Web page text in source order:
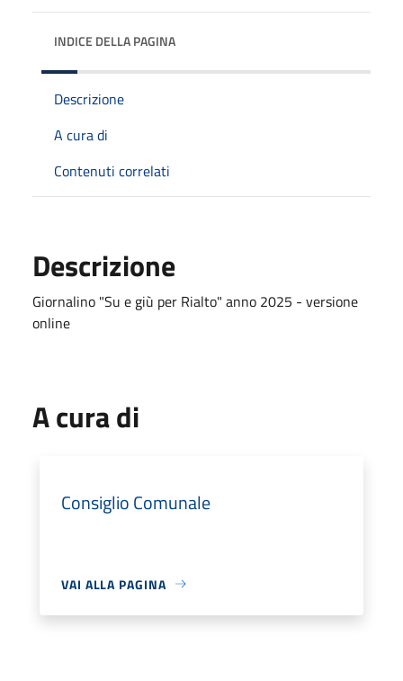
INDICE DELLA PAGINA
Descrizione
A cura di
Contenuti correlati
Descrizione
Giornalino "Su e giù per Rialto" anno 2025 - versione
online
A cura di
Consiglio Comunale
VAI ALLA PAGINA